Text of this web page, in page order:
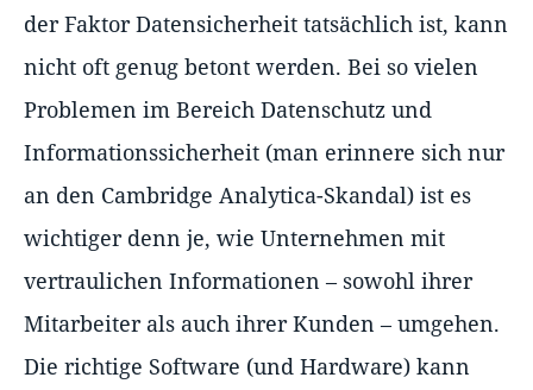
der Faktor Datensicherheit tatsächlich ist, kann
nicht oft genug betont werden. Bei so vielen
Problemen im Bereich Datenschutz und
Informationssicherheit (man erinnere sich nur
an den Cambridge Analytica-Skandal) ist es
wichtiger denn je, wie Unternehmen mit
vertraulichen Informationen – sowohl ihrer
Mitarbeiter als auch ihrer Kunden – umgehen.
Die richtige Software (und Hardware) kann